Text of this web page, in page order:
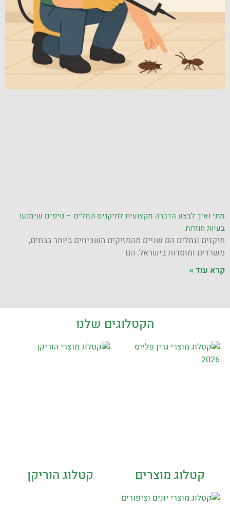
מתי ואיך לבצע הדברה מקצועית לתיקנים ונמלים – טיפים שימנעו
בעיות חוזרות
תיקנים ונמלים הם שניים מהמזיקים השכיחים ביותר בבתים,
משרדים ומוסדות בישראל. הם
קרא עוד »
הקטלוגים שלנו
קטלוג מוצרים קטלוג הוריקן